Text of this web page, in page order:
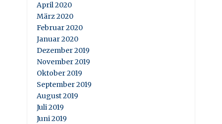
April 2020
März 2020
Februar 2020
Januar 2020
Dezember 2019
November 2019
Oktober 2019
September 2019
August 2019
Juli 2019
Juni 2019